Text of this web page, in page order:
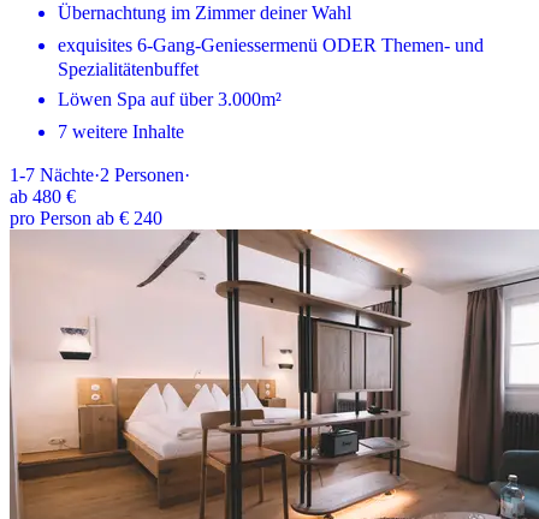
Übernachtung im Zimmer deiner Wahl
exquisites 6-Gang-Geniessermenü ODER Themen- und
Spezialitätenbuffet
Löwen Spa auf über 3.000m²
7 weitere Inhalte
1-7 Nächte·2 Personen·
ab 480 €
pro Person ab € 240